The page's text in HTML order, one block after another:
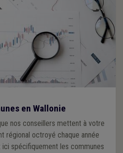
en Wallonie
nos conseillers mettent à votre
régional octroyé chaque année
spécifiquement les communes